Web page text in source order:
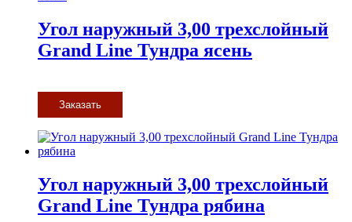
Угол наружный 3,00 трехслойный
Grand Line Тундра ясень
Заказать
Угол наружный 3,00 трехслойный
Grand Line Тундра рябина